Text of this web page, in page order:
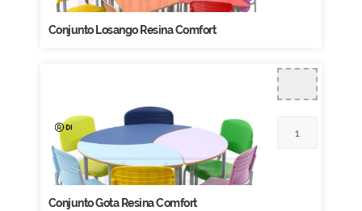
Conjunto Losango Resina Comfort
Conjunto Gota Resina Comfort